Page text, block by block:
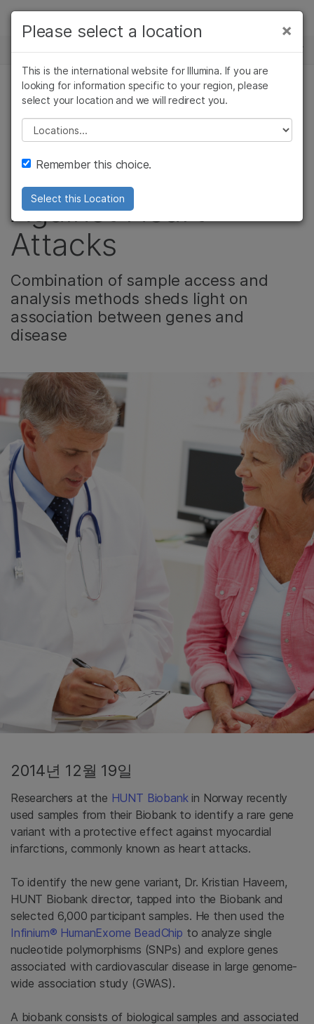
Skip to content
솔루션
학습
회사
지원
추천 링크
뉴스 센터
복합 질환 유전체학
Rare Gene Variant
Could Protect
Against Heart
Attacks
Combination of sample access and
analysis methods sheds light on
association between genes and
disease
2014년 12월 19일
Researchers at the HUNT Biobankin Norway recently
used samples from their Biobank to identify a rare gene
variant with a protective effect against myocardial
infarctions, commonly known as heart attacks.
To identify the new gene variant, Dr. Kristian Haveem,
HUNT Biobank director, tapped into the Biobank and
selected 6,000 participant samples. He then used the
Infinium® HumanExome BeadChip to analyze single
nucleotide polymorphisms (SNPs) and explore genes
associated with cardiovascular disease in large genome-
wide association study (GWAS).
A biobank consists of biological samples and associated
×
Please select a location
This is the international website for Illumina. If you are
looking for information specific to your region, please
select your location and we will redirect you.
Please select a location
Remember this choice.
Select this Location
×
암 연구
미생물학 연구
농업유전체학 연구
복합 질환 연구
임상 종양학 연구
생식 보건 연구
연구